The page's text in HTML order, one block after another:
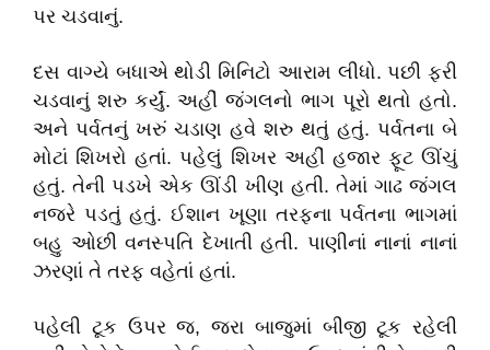
પર ચડવાનું.
દસ વાગ્યે બધાએ થોડી મિનિટો આરામ લીધો. પછી ફરી
ચડવાનું શરુ કર્યું. અહીં જંગલનો ભાગ પૂરો થતો હતો.
અને પર્વતનું ખરું ચડાણ હવે શરુ થતું હતું. પર્વતના બે
મોટાં શિખરો હતાં. પહેલું શિખર અહીં હજાર ફૂટ ઊંચું
હતું. તેની પડખે એક ઊંડી ખીણ હતી. તેમાં ગાઢ જંગલ
નજરે પડતું હતું. ઈશાન ખૂણા તરફના પર્વતના ભાગમાં
બહુ ઓછી વનસ્પતિ દેખાતી હતી. પાણીનાં નાનાં નાનાં
ઝરણાં તે તરફ વહેતાં હતાં.
પહેલી ટૂક ઉપર જ, જરા બાજુમાં બીજી ટૂક રહેલી